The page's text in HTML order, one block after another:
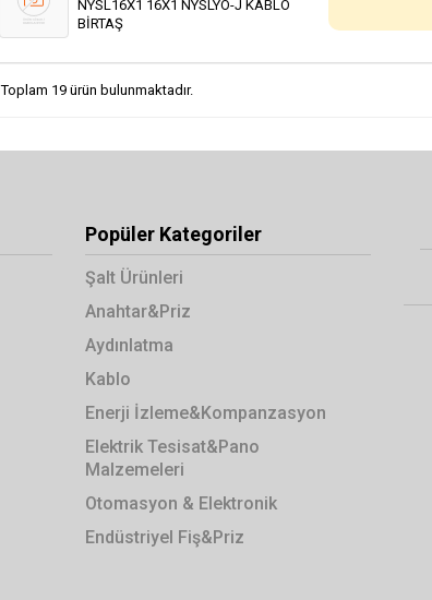
NYSL16X1 16X1 NYSLYÖ-J KABLO
BİRTAŞ
Toplam 19 ürün bulunmaktadır.
Popüler Kategoriler
Şalt Ürünleri
Anahtar&Priz
Aydınlatma
Kablo
Enerji İzleme&Kompanzasyon
Elektrik Tesisat&Pano
Malzemeleri
Otomasyon & Elektronik
Endüstriyel Fiş&Priz